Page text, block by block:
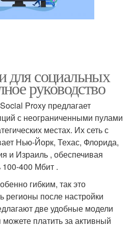
для социальных
руководство
Proxy предлагает
с неограниченными пулами
местах. Их сеть с
Нью-Йорк, Техас, Флорида,
и Израиль , обеспечивая
100-400 Мбит .
гибким, так это
регионы после настройки
две удобные модели
платить за активный